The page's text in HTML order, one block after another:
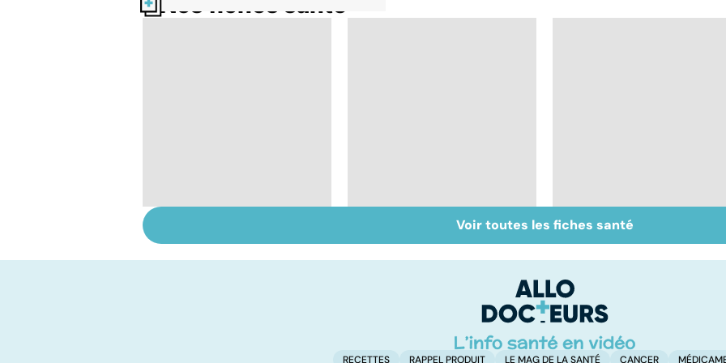
cuisiner sans gluten
alimentaires : le
Intolérance au gluten
: un régime sinon rien
Voir toutes les fiches santé
RECETTES RAPPEL PRODUIT LE MAG DE LA SANTÉ CANCER